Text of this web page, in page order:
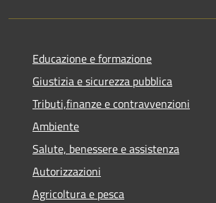
Educazione e formazione
Giustizia e sicurezza pubblica
Tributi,finanze e contravvenzioni
Ambiente
Salute, benessere e assistenza
Autorizzazioni
Agricoltura e pesca